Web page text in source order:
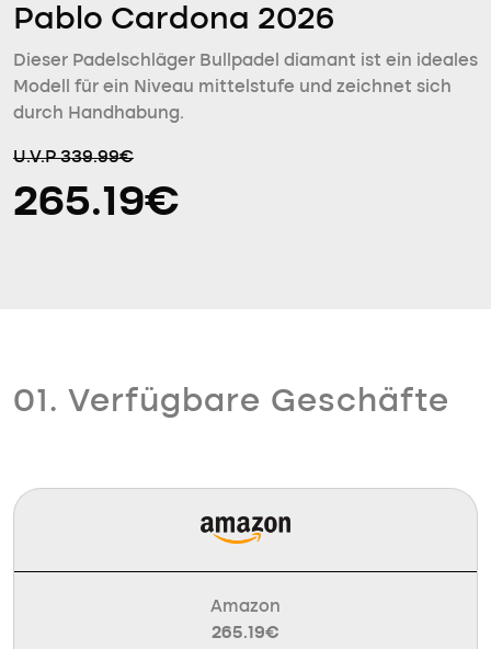
Pablo Cardona 2026
Dieser Padelschläger Bullpadel diamant ist ein ideales
Modell für ein Niveau mittelstufe und zeichnet sich
durch Handhabung.
U.V.P 339.99€
265.19€
01. Verfügbare Geschäfte
Amazon
265.19€